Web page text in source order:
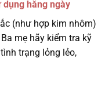
dụng hằng ngày
(như hợp kim nhôm)
mẹ hãy kiểm tra kỹ
trạng lỏng lẻo,